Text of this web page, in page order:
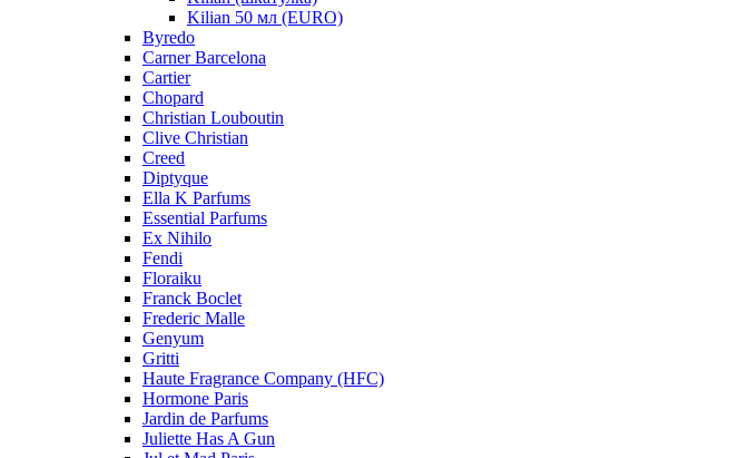
Kilian 50 мл (EURO)
Byredo
Carner Barcelona
Cartier
Chopard
Christian Louboutin
Clive Christian
Creed
Diptyque
Ella K Parfums
Essential Parfums
Ex Nihilo
Fendi
Floraiku
Franck Boclet
Frederic Malle
Genyum
Gritti
Haute Fragrance Company (HFC)
Hormone Paris
Jardin de Parfums
Juliette Has A Gun